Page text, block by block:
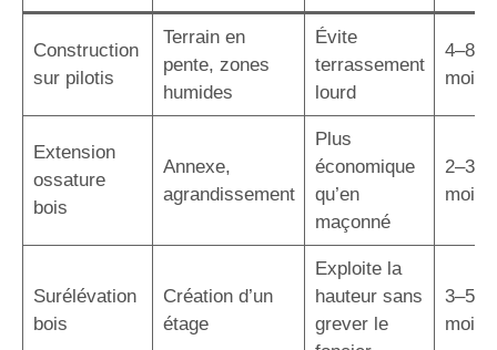
Construction
sur pilotis
Terrain en
pente, zones
humides
Évite
terrassement
lourd
4–8
mois
Extension
ossature
bois
Annexe,
agrandissement
Plus
économique
qu’en
maçonné
2–3
mois
Surélévation
bois
Création d’un
étage
Exploite la
hauteur sans
grever le
3–5
mois